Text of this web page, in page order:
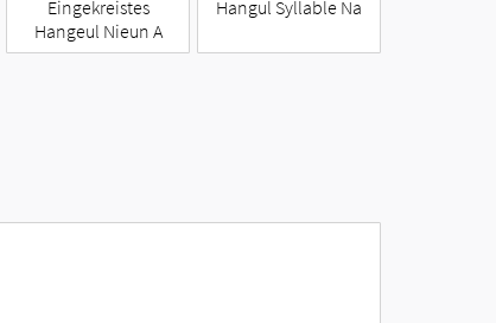
Eingekreistes
Hangeul Nieun A
Hangul Syllable Na